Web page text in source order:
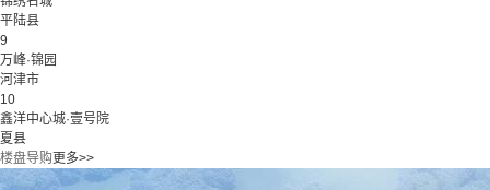
平陆县
9
万峰·锦园
河津市
10
鑫洋中心城·壹号院
夏县
楼盘导购更多>>